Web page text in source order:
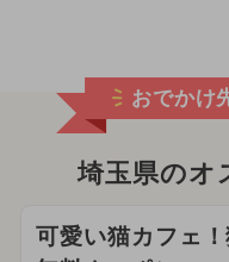
おでかけ
埼玉県のオ
可愛い猫カフェ